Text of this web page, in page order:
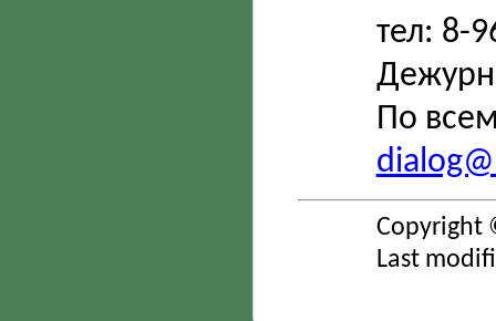
тел: 8-
По
Copyright
Last